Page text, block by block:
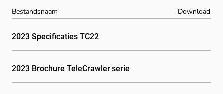
Bestandsnaam Download
2023 Specificaties TC22
2023 Brochure TeleCrawler serie